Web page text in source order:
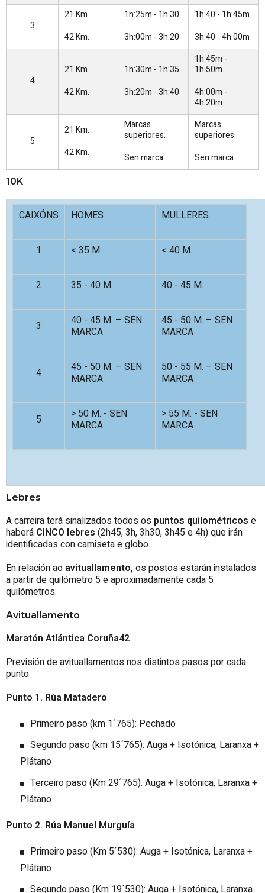
3
21 Km.
42 Km.
1h:25m - 1h:30
3h:00m - 3h:20
1h:40 - 1h:45m
3h:40 - 4h:00m
4
21 Km.
42 Km.
1h:30m - 1h:35
3h:20m - 3h:40
1h:45m -
1h:50m
4h:00m -
4h:20m
5
21 Km.
42 Km.
Marcas
superiores.
Sen marca
Marcas
superiores.
Sen marca
10K
CAIXÓNS HOMES MULLERES
1 < 35 M. < 40 M.
2 35 - 40 M. 40 - 45 M.
3
40 - 45 M. – SEN
MARCA
45 - 50 M. – SEN
MARCA
4
45 - 50 M. – SEN
MARCA
50 - 55 M. – SEN
MARCA
5
> 50 M. - SEN
MARCA
> 55 M. - SEN
MARCA
Lebres
A carreira terá sinalizados todos os puntos quilométricos e
haberá CINCO lebres (2h45, 3h, 3h30, 3h45 e 4h) que irán
identificadas con camiseta e globo.
En relación ao avituallamento, os postos estarán instalados
a partir de quilómetro 5 e aproximadamente cada 5
quilómetros.
Avituallamento
Maratón Atlántica Coruña42
Previsión de avituallamentos nos distintos pasos por cada
punto
Punto 1. Rúa Matadero
Primeiro paso (km 1´765): Pechado
Segundo paso (km 15´765): Auga + Isotónica, Laranxa +
Plátano
Terceiro paso (Km 29´765): Auga + Isotónica, Laranxa +
Plátano
Punto 2. Rúa Manuel Murguía
Primeiro paso (Km 5´530): Auga + Isotónica, Laranxa +
Plátano
Segundo paso (Km 19´530): Auga + Isotónica, Laranxa